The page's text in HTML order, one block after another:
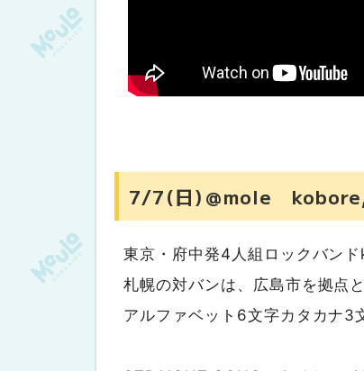
7/7(日)＠mole
東京・府中発4人組ロックバン
札幌の対バンは、広島市を拠点
アルファベット6文字カタカナ3